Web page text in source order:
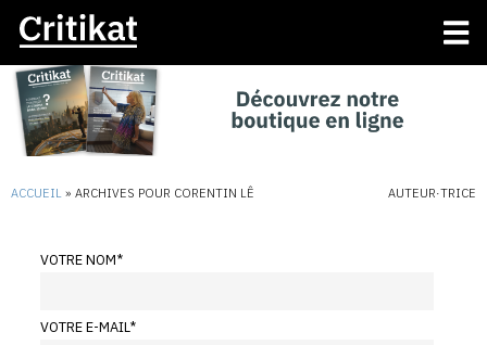
ACCUEIL » ARCHIVES POUR CORENTIN LÊ AUTEUR·TRICE
VOTRE NOM*
VOTRE E-MAIL*